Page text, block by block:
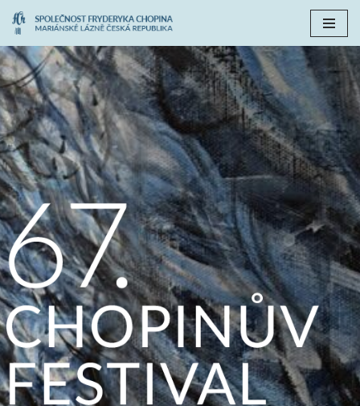
Přeskočit
na
obsah